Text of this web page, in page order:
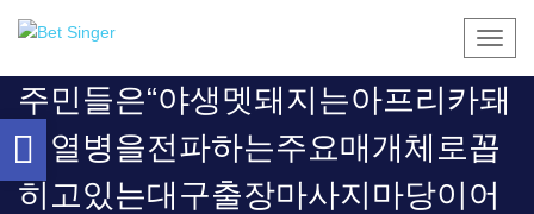
Open
toolbar
주민들은“야생멧돼지는아프리카돼
지열병을전파하는주요매개체로꼽
히고있는대구출장마사지마당이어